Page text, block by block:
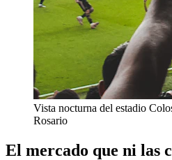
Vista nocturna del estadio
Rosario
El mercado que ni las